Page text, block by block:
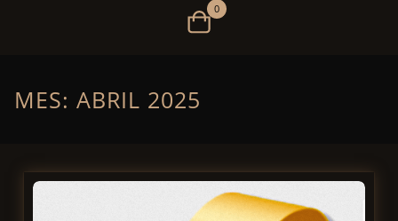
0
MES: ABRIL 2025